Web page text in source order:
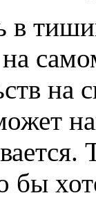
в
на
на
бы